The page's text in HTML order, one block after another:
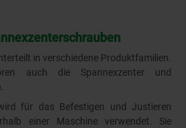
in verschiedene Produktfamilien.
auch die Spannexzenter und
für das Befestigen und Justieren
einer Maschine verwendet. Sie